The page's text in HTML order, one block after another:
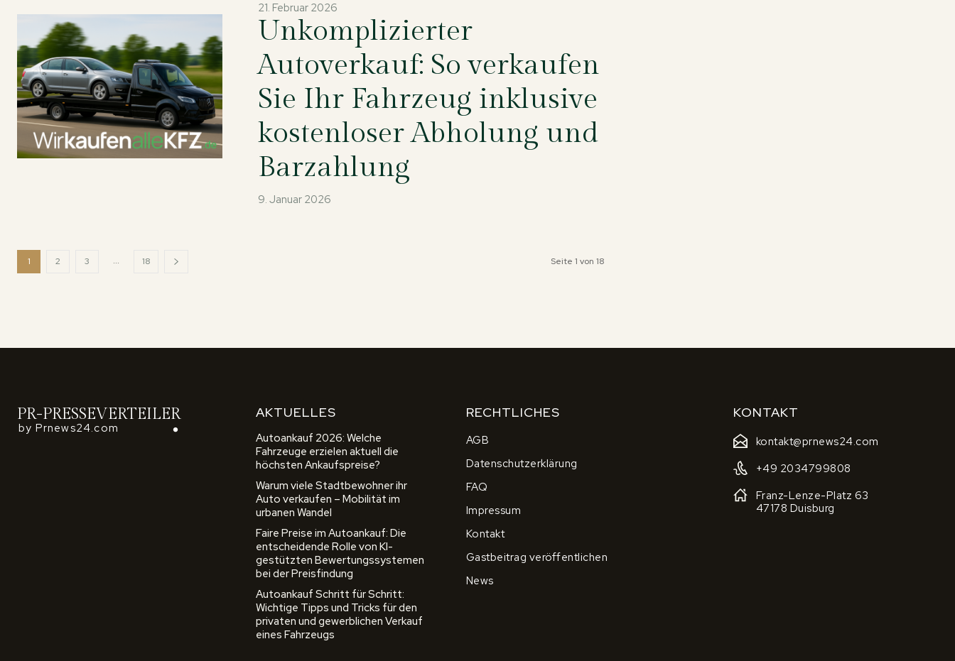
21. Februar 2026
Unkomplizierter
Autoverkauf: So verkaufen
Sie Ihr Fahrzeug inklusive
kostenloser Abholung und
Barzahlung
9. Januar 2026
1 2 3 ... 18 Seite 1 von 18
PR-PRESSEVERTEILER
by Prnews24.com
AKTUELLES
Autoankauf 2026: Welche
Fahrzeuge erzielen aktuell die
höchsten Ankaufspreise?
Warum viele Stadtbewohner ihr
Auto verkaufen – Mobilität im
urbanen Wandel
Faire Preise im Autoankauf: Die
entscheidende Rolle von KI-
gestützten Bewertungssystemen
bei der Preisfindung
Autoankauf Schritt für Schritt:
Wichtige Tipps und Tricks für den
privaten und gewerblichen Verkauf
eines Fahrzeugs
RECHTLICHES
AGB
Datenschutzerklärung
FAQ
Impressum
Kontakt
Gastbeitrag veröffentlichen
News
KONTAKT
kontakt@prnews24.com
+49 2034799808
Franz-Lenze-Platz 63
47178 Duisburg